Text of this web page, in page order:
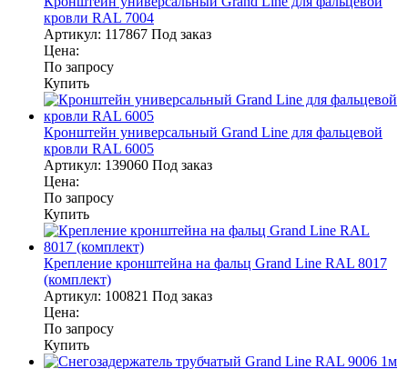
кровли RAL 7004
Артикул: 117867 Под заказ
Цена:
По запросу
Купить
Кронштейн универсальный Grand Line для фальцевой
кровли RAL 6005
Артикул: 139060 Под заказ
Цена:
По запросу
Купить
Крепление кронштейна на фальц Grand Line RAL 8017
(комплект)
Артикул: 100821 Под заказ
Цена:
По запросу
Купить